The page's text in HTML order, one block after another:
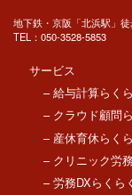
地下鉄・京阪「北浜駅」
TEL： 050-3528-5853
サービス
– 給与計算らく
– クラウド顧問
– 産休育休らく
– クリニック労
– 労務DXらくら